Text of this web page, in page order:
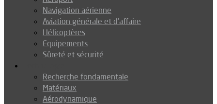
Navigation aérienne
Aviation générale et d’affaire
Hélicoptères
Equipements
Sûreté et sécurité
Recherche fondamentale
Matériaux
Aérodynamique